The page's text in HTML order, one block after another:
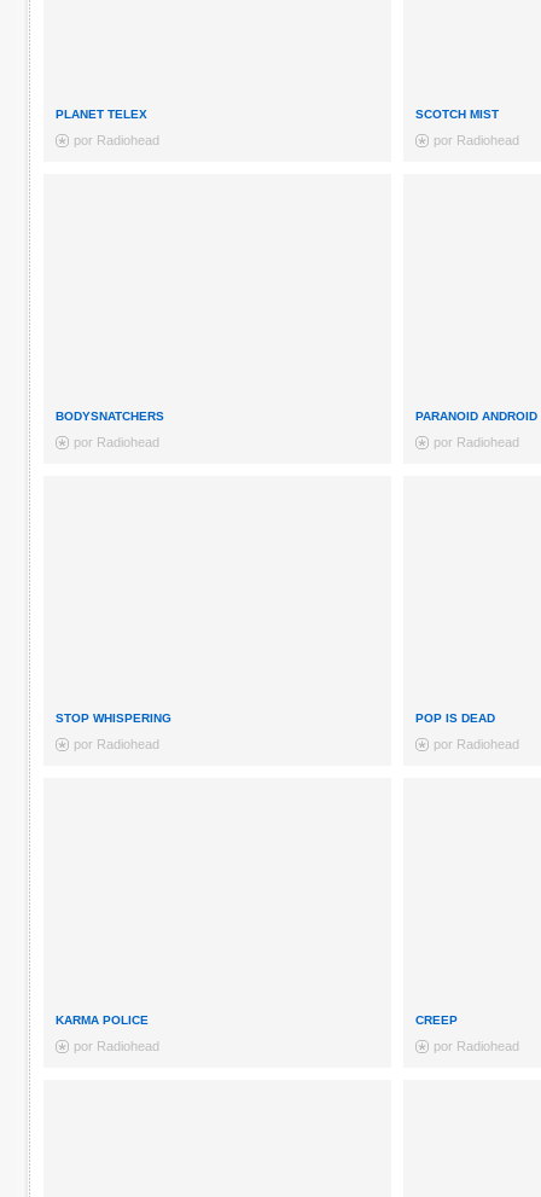
PLANET TELEX
por Radiohead
SCOTCH MIST
por Radiohead
BODYSNATCHERS
por Radiohead
PARANOID ANDROID
por Radiohead
STOP WHISPERING
por Radiohead
POP IS DEAD
por Radiohead
KARMA POLICE
por Radiohead
CREEP
por Radiohead